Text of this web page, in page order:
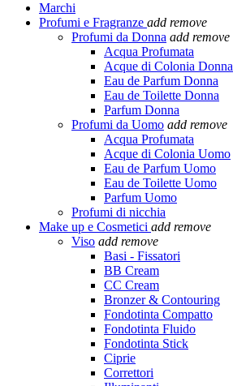
Marchi
Profumi e Fragranze add remove
Profumi da Donna add remove
Acqua Profumata
Acque di Colonia Donna
Eau de Parfum Donna
Eau de Toilette Donna
Parfum Donna
Profumi da Uomo add remove
Acqua Profumata
Acque di Colonia Uomo
Eau de Parfum Uomo
Eau de Toilette Uomo
Parfum Uomo
Profumi di nicchia
Make up e Cosmetici add remove
Viso add remove
Basi - Fissatori
BB Cream
CC Cream
Bronzer & Contouring
Fondotinta Compatto
Fondotinta Fluido
Fondotinta Stick
Ciprie
Correttori